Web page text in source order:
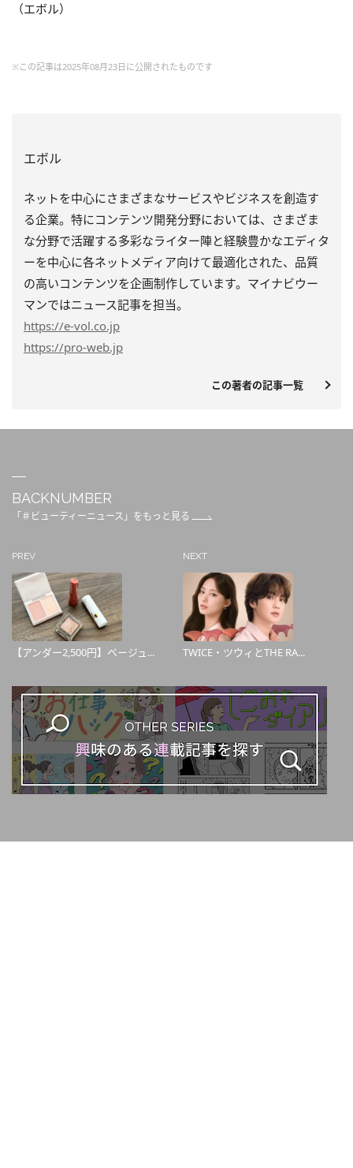
（エボル）
※この記事は2025年08月23日に公開されたものです
エボル
ネットを中心にさまざまなサービスやビジネスを創造す
る企業。特にコンテンツ開発分野においては、さまざま
な分野で活躍する多彩なライター陣と経験豊かなエディタ
ーを中心に各ネットメディア向けて最適化された、品質
の高いコンテンツを企画制作しています。マイナビウー
マンではニュース記事を担当。
https://e-vol.co.jp
https://pro-web.jp
この著者の記事一覧
BACKNUMBER
「＃ビューティーニュース」をもっと見る
PREV
【アンダー2,500円】ベージュ...
NEXT
TWICE・ツウィとTHE RA...